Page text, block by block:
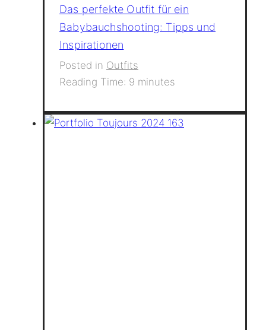
Das perfekte Outfit für ein
Babybauchshooting: Tipps und
Inspirationen
Posted in Outfits
Reading Time: 9 minutes